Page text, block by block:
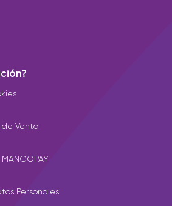
de Venta
Personales